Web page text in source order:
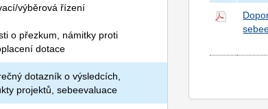
výběrová řízení
o přezkum, námitky proti
dotace
dotazník o výsledcích,
projektů, sebeevaluace